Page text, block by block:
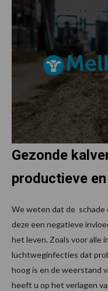
Gezonde
productieve
We weten dat de schade
deze een negatieve
het leven. Zoals voor alle
luchtweginfecties dat
hoog is en de weerstand
heeft u op het verlagen